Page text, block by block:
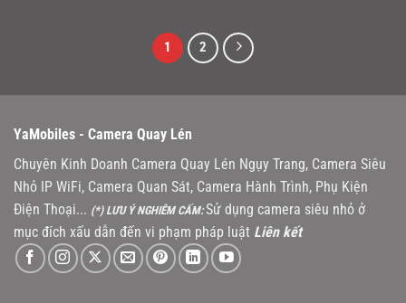
1 2
YaMobiles - Camera Quay Lén
Chuyên Kinh Doanh Camera Quay Lén Ngụy Trang, Camera Siêu
Nhỏ IP WiFi, Camera Quan Sát, Camera Hành Trình, Phụ Kiện
Điện Thoại... (*) LƯU Ý NGHIÊM CẤM:Sử dụng camera siêu nhỏ ở
mục đích xấu dẫn đến vi phạm pháp luật Liên kết